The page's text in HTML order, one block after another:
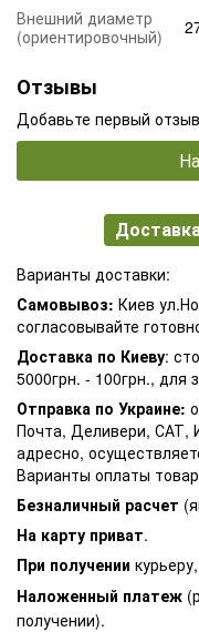
Внешний диаметр
(ориентировочный)
Отзывы
Добавьте первый отзыв
Варианты доставки:
Самовывоз: Киев
согласовывайте
Доставка по Киеву:
5000грн. - 100грн., для
Отправка по Украине:
Почта, Деливери, САТ,
адресно,
Варианты оплаты
Безналичный расчет
На карту приват.
При получении
Наложенный платеж
получении).